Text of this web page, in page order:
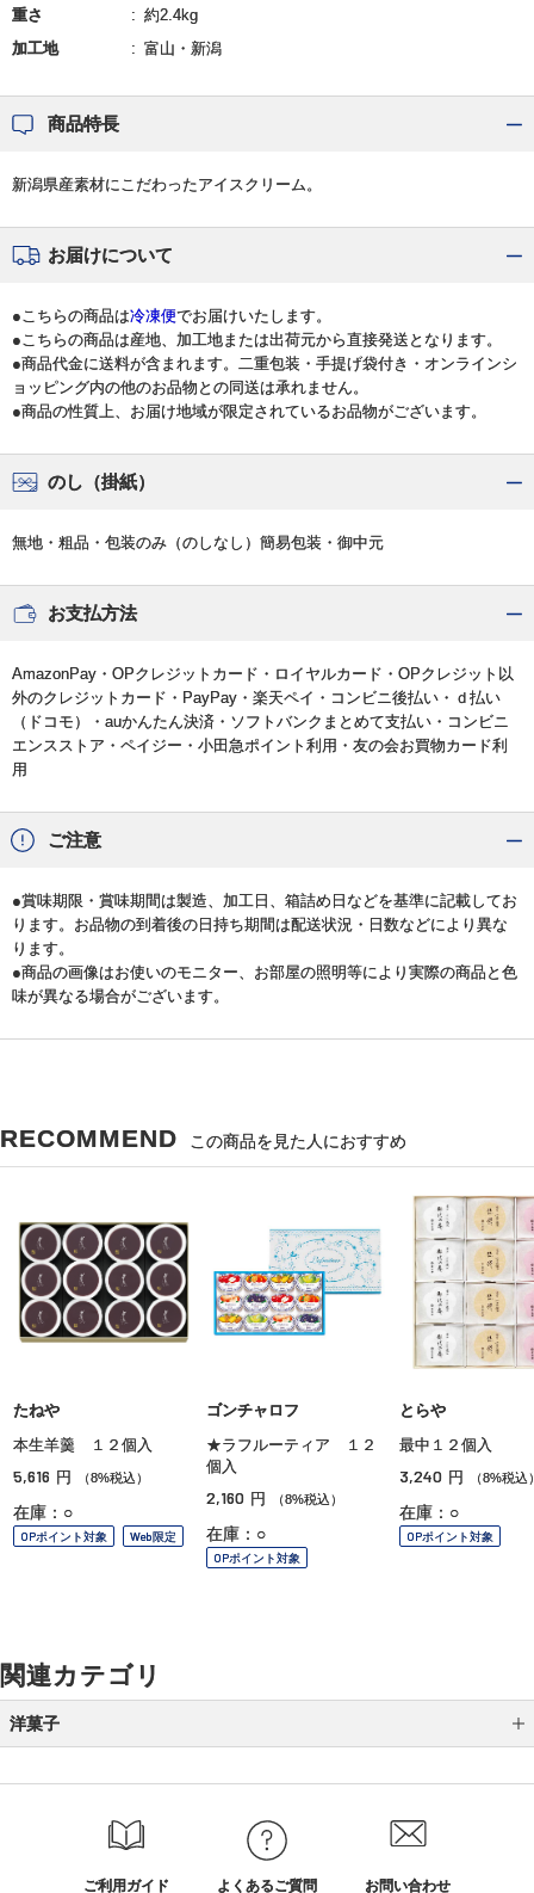
重さ
約2.4kg
加工地
富山・新潟
商品特長
新潟県産素材にこだわったアイスクリーム。
お届けについて
●こちらの商品は冷凍便でお届けいたします。
●こちらの商品は産地、加工地または出荷元から直接発送となります。
●商品代金に送料が含まれます。二重包装・手提げ袋付き・オンラインシ
ョッピング内の他のお品物との同送は承れません。
●商品の性質上、お届け地域が限定されているお品物がございます。
のし（掛紙）
無地・粗品・包装のみ（のしなし）簡易包装・御中元
お支払方法
AmazonPay・OPクレジットカード・ロイヤルカード・OPクレジット以
外のクレジットカード・PayPay・楽天ペイ・コンビニ後払い・ｄ払い
（ドコモ）・auかんたん決済・ソフトバンクまとめて支払い・コンビニ
エンスストア・ペイジー・小田急ポイント利用・友の会お買物カード利
用
ご注意
●賞味期限・賞味期間は製造、加工日、箱詰め日などを基準に記載してお
ります。お品物の到着後の日持ち期間は配送状況・日数などにより異な
ります。
●商品の画像はお使いのモニター、お部屋の照明等により実際の商品と色
味が異なる場合がございます。
RECOMMEND この商品を見た人におすすめ
たねや
本生羊羹 １２個入
5,616 円 （8%税込）
在庫：○
OPポイント対象 Web限定
ゴンチャロフ
★ラフルーティア １２
個入
2,160 円 （8%税込）
在庫：○
OPポイント対象
とらや
最中１２個入
3,240 円 （8%税込
在庫：○
OPポイント対象
関連カテゴリ
洋菓子
ご利用ガイド よくあるご質問 お問い合わせ